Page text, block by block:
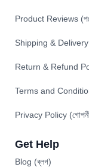
Product Reviews
Shipping & Delivery
Return & Refund
Terms and
Privacy Policy
Get Help
Blog (ব্লগ)